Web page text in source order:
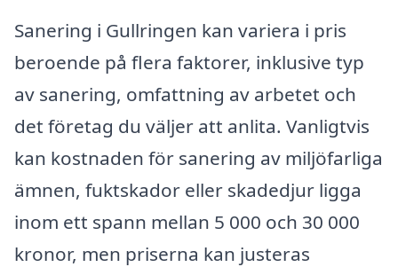
Sanering i Gullringen kan variera i pris
beroende på flera faktorer, inklusive typ
av sanering, omfattning av arbetet och
det företag du väljer att anlita. Vanligtvis
kan kostnaden för sanering av miljöfarliga
ämnen, fuktskador eller skadedjur ligga
inom ett spann mellan 5 000 och 30 000
kronor, men priserna kan justeras